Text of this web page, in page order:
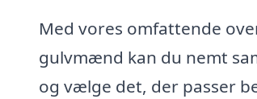
Med vores omfattende
gulvmænd kan du nemt
og vælge det, der passer